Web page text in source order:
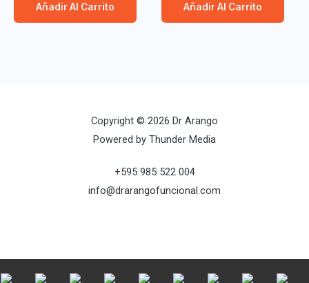
Añadir Al Carrito Añadir Al Carrito
Copyright © 2026 Dr Arango
Powered by Thunder Media
+595 985 522 004
info@drarangofuncional.com